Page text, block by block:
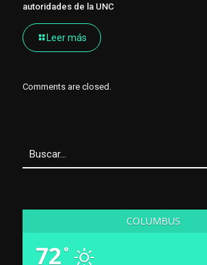
autoridades de la UNC
Leer más
Comments are closed.
COLUMBUS
72 °